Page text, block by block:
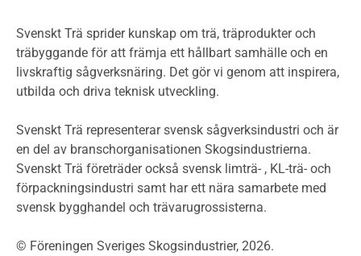
Miljödeklarationer och märkning
Termer och förkortningar
Planering
Klimatkalkylator hallar
Projektering av trähus - generellt
Byggsystem
Fasadsystem i skivmaterial
Bullerskärmar och andra utomhuskonstruktioner
Svenskt Trä sprider kunskap om trä, träprodukter och
träbyggande för att främja ett hållbart samhälle och en
livskraftig sågverksnäring. Det gör vi genom att inspirera,
utbilda och driva teknisk utveckling.
Svenskt Trä representerar svensk sågverksindustri och är
en del av branschorganisationen Skogsindustrierna.
Svenskt Trä företräder också svensk limträ- , KL-trä- och
förpackningsindustri samt har ett nära samarbete med
svensk bygghandel och trävarugrossisterna.
© Föreningen Sveriges Skogsindustrier, 2026.